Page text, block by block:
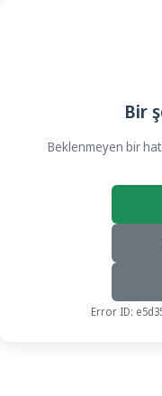
Bir
Beklenmeyen bir
Error ID: